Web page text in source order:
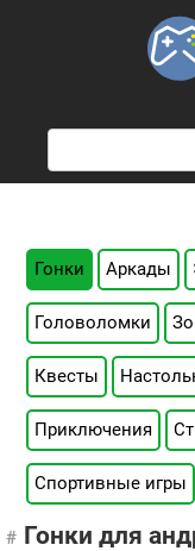
Гонки Аркады
Головоломки
Квесты
Приключения
Спортивные игры
Гонки для